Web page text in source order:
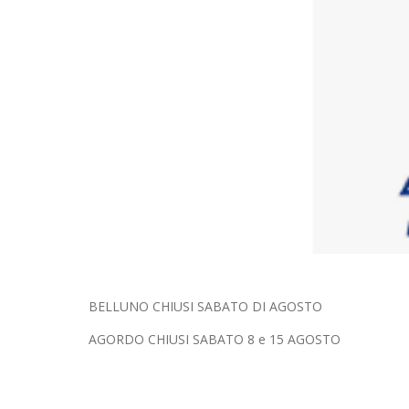
BELLUNO CHIUSI SABATO DI AGOSTO
AGORDO CHIUSI SABATO 8 e 15 AGOSTO